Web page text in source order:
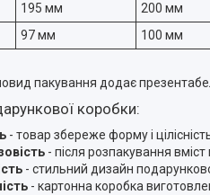
195 мм
200 мм
97 мм 100 мм
пакування додає
коробки:
- товар збереже форму і
- після розпакування
- стильний дизайн
- картонна коробка